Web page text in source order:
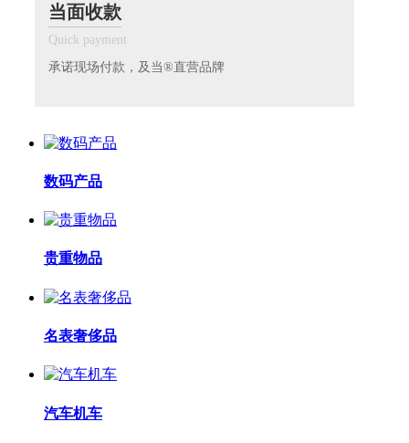
当面收款
Quick payment
承诺现场付款，及当®直营品牌
数码产品
贵重物品
名表奢侈品
汽车机车